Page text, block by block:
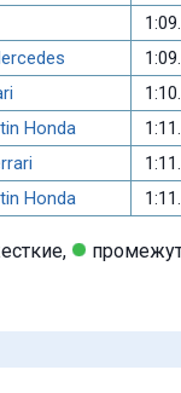
Honda
Honda